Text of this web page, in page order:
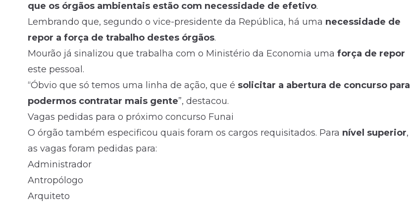
que os órgãos ambientais estão com necessidade de efetivo.
Lembrando que, segundo o vice-presidente da República, há uma necessidade de
repor a força de trabalho destes órgãos.
Mourão já sinalizou que trabalha com o Ministério da Economia uma força de repor
este pessoal.
“Óbvio que só temos uma linha de ação, que é solicitar a abertura de concurso para
podermos contratar mais gente”, destacou.
Vagas pedidas para o próximo concurso Funai
O órgão também especificou quais foram os cargos requisitados. Para nível superior,
as vagas foram pedidas para:
Administrador
Antropólogo
Arquiteto